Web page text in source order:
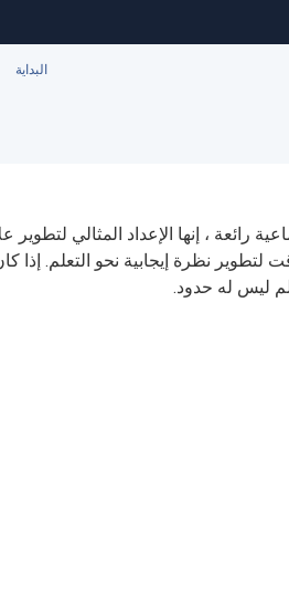
البداية
رائعة ، إنها الإعداد المثالي لتطوير
لتطوير نظرة إيجابية نحو التعلم.
ليس له حدود.